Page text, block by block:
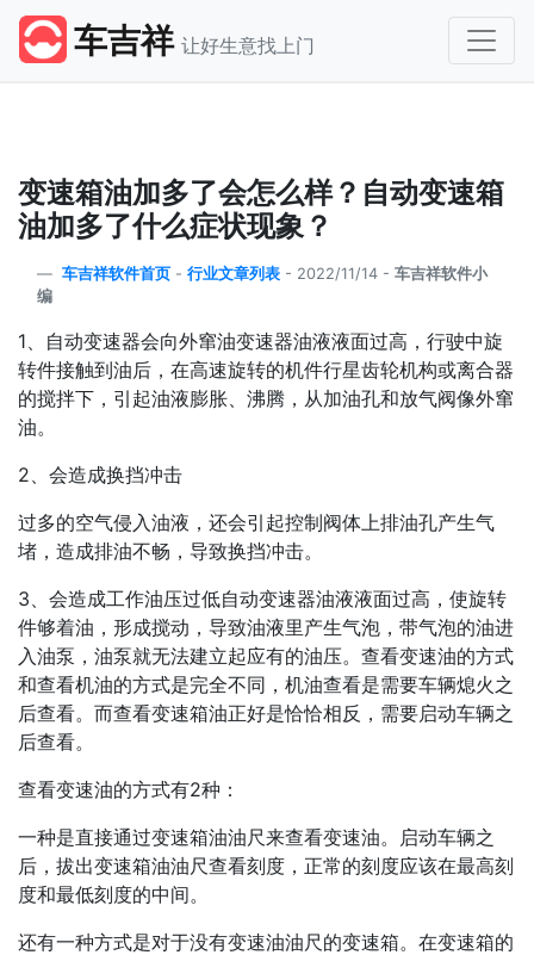
车吉祥 让好生意找上门
变速箱油加多了会怎么样？自动变速箱
油加多了什么症状现象？
车吉祥软件首页 - 行业文章列表 - 2022/11/14 - 车吉祥软件小
编
1、自动变速器会向外窜油变速器油液液面过高，行驶中旋
转件接触到油后，在高速旋转的机件行星齿轮机构或离合器
的搅拌下，引起油液膨胀、沸腾，从加油孔和放气阀像外窜
油。
2、会造成换挡冲击
过多的空气侵入油液，还会引起控制阀体上排油孔产生气
堵，造成排油不畅，导致换挡冲击。
3、会造成工作油压过低自动变速器油液液面过高，使旋转
件够着油，形成搅动，导致油液里产生气泡，带气泡的油进
入油泵，油泵就无法建立起应有的油压。查看变速油的方式
和查看机油的方式是完全不同，机油查看是需要车辆熄火之
后查看。而查看变速箱油正好是恰恰相反，需要启动车辆之
后查看。
查看变速油的方式有2种：
一种是直接通过变速箱油油尺来查看变速油。启动车辆之
后，拔出变速箱油油尺查看刻度，正常的刻度应该在最高刻
度和最低刻度的中间。
还有一种方式是对于没有变速油油尺的变速箱。在变速箱的